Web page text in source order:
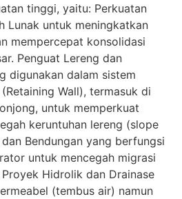
tinggi, yaitu: Perkuatan
Lunak untuk meningkatkan
mempercepat konsolidasi
Penguat Lereng dan
digunakan dalam sistem
Wall), termasuk di
untuk memperkuat
keruntuhan lereng (slope
Bendungan yang berfungsi
untuk mencegah migrasi
Hidrolik dan Drainase
(tembus air) namun